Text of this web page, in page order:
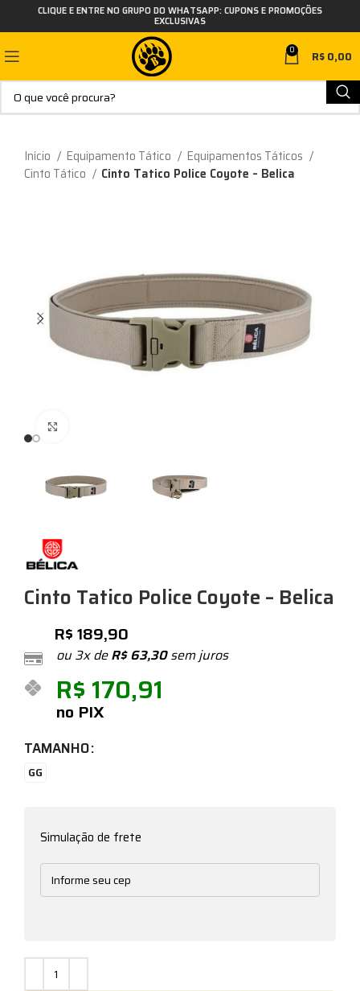
CLIQUE E ENTRE NO GRUPO DO WHATSAPP: CUPONS E PROMOÇÕES
EXCLUSIVAS
0 R$0,00
Início Equipamento Tático
Equipamentos Táticos
Cinto Tático
Cinto Tatico Police Coyote – Belica
Cinto Tatico Police Coyote – Belica
R$189,90
ou 3x deR$63,30sem juros
R$ 170,91
no PIX
TAMANHO
GG
Simulação de frete